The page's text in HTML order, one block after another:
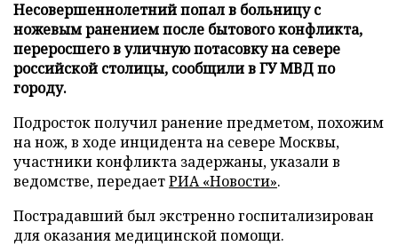
Несовершеннолетний попал в больницу с
ножевым ранением после бытового конфликта,
переросшего в уличную потасовку на севере
российской столицы, сообщили в ГУ МВД по
городу.
Подросток получил ранение предметом, похожим
на нож, в ходе инцидента на севере Москвы,
участники конфликта задержаны, указали в
ведомстве, передаетРИА «Новости».
Пострадавший был экстренно госпитализирован
для оказания медицинской помощи.